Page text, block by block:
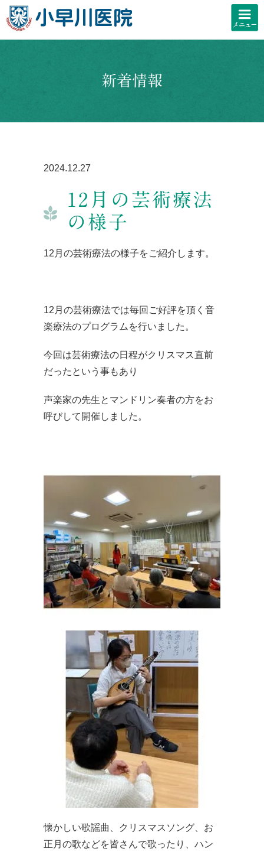
新着情報
2024.12.27
12月の芸術療法
の様子
12月の芸術療法の様子をご紹介します。
12月の芸術療法では毎回ご好評を頂く音
楽療法のプログラムを行いました。
今回は芸術療法の日程がクリスマス直前
だったという事もあり
声楽家の先生とマンドリン奏者の方をお
呼びして開催しました。
懐かしい歌謡曲、クリスマスソング、お
正月の歌などを皆さんで歌ったり、ハン